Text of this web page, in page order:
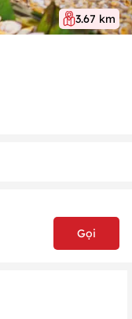
3.67 km
Gọi